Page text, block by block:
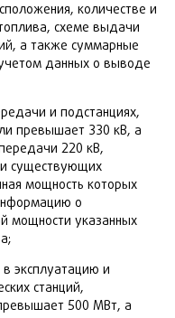
количестве и
схеме выдачи
а также суммарные
данных о выводе
и подстанциях,
превышает 330 кВ, а
220 кВ,
существующих
мощность которых
о
мощности указанных
эксплуатацию и
станций,
500 МВт, а